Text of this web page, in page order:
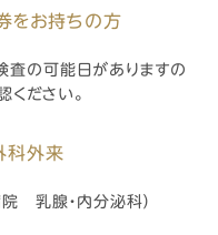
をお持ちの方
査の可能日がありますの
ださい。
科外来
乳腺・内分泌科）